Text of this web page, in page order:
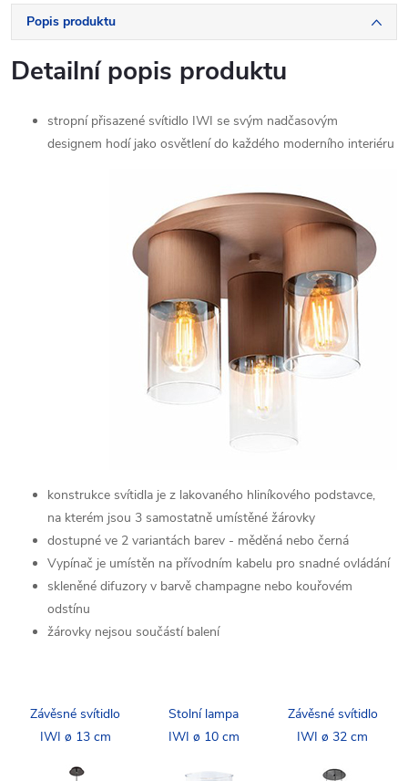
Popis produktu
Detailní popis produktu
stropní přisazené svítidlo IWI se svým nadčasovým
designem hodí jako osvětlení do každého moderního interiéru
konstrukce svítidla je z lakovaného hliníkového podstavce,
na kterém jsou 3 samostatně umístěné žárovky
dostupné ve 2 variantách barev - měděná nebo černá
Vypínač je umístěn na přívodním kabelu pro snadné ovládání
skleněné difuzory v barvě champagne nebo kouřovém
odstínu
žárovky nejsou součástí balení
Závěsné svítidlo
IWI ø 13 cm
Stolní lampa
IWI ø 10 cm
Závěsné svítidlo
IWI ø 32 cm